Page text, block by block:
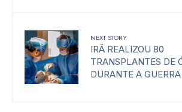
NEXT STORY
IRÃ REALIZOU 80
TRANSPLANTES DE
DURANTE A